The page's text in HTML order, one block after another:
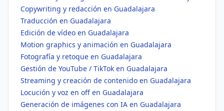
Copywriting y redacción en Guadalajara
Traducción en Guadalajara
Edición de vídeo en Guadalajara
Motion graphics y animación en Guadalajara
Fotografía y retoque en Guadalajara
Gestión de YouTube / TikTok en Guadalajara
Streaming y creación de contenido en Guadalajara
Locución y voz en off en Guadalajara
Generación de imágenes con IA en Guadalajara